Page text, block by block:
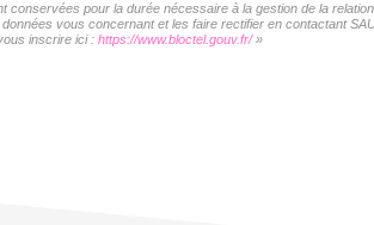
pour la durée nécessaire à la gestion de la
vous concernant et les faire rectifier en contactant
inscrire ici : https://www.bloctel.gouv.fr/»